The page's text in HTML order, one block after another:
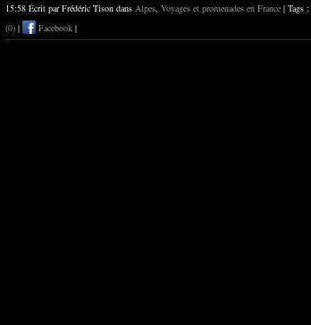
15:58 Écrit par Frédéric Tison dans Alpes Voyages et promenades en France | Tags :
(0) | Facebook |